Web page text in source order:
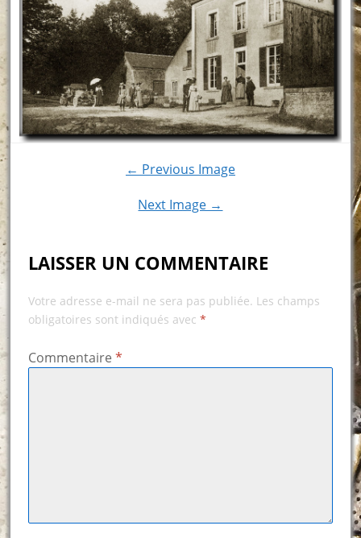
← Previous Image
Next Image →
LAISSER UN COMMENTAIRE
Votre adresse e-mail ne sera pas publiée. Les champs
obligatoires sont indiqués avec *
Commentaire *